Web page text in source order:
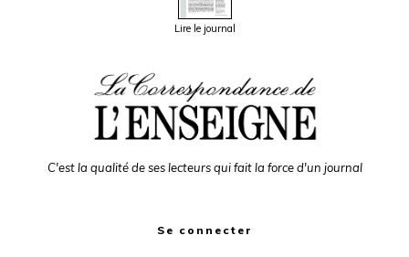
Lire le journal
C'est la qualité de ses lecteurs qui fait la force d'un journal
Se connecter